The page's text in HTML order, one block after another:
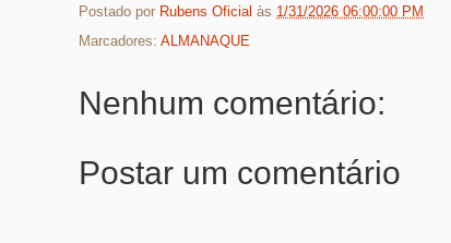
Postado por Rubens Oficial às 1/31/2026 06:00:00 PM
Marcadores: ALMANAQUE
Nenhum comentário:
Postar um comentário